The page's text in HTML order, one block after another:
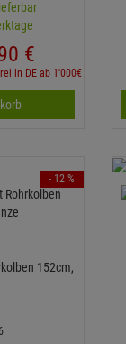
€
in DE ab 1'000€
152cm,
- 12 %